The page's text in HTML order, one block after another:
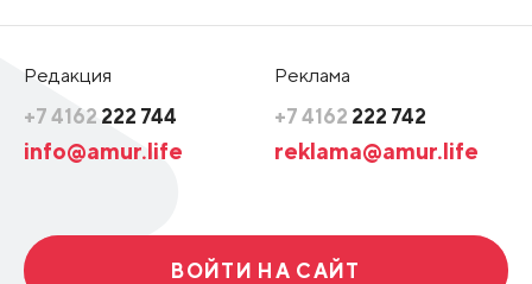
Редакция
+7 4162 222 744
info@amur.life
Реклама
+7 4162 222 742
reklama@amur.life
ВОЙТИ НА САЙТ